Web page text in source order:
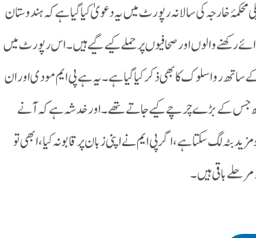
خارجہ کی سالانہ رپورٹ میں یہ دعویٰ کیا گیا ہے کہ ہندوستان
رکھنے والوں اور صحافیوں پر حملے کیے گیے ہیں ۔ اس رپورٹ میں
ساتھ روا سلوک کا بھی ذکر کیا گیا ہے ۔ یہ ہے پی ایم مودی اور ان
جس کے بڑے چرچے کیے جاتے تھے ۔ اور خدشہ ہے کہ آنے
بٹہ لگ سکتا ہے ، اگر پی ایم نے اپنی زبان پر قابو نہ کیا ، ابھی تو
باقی ہیں ۔